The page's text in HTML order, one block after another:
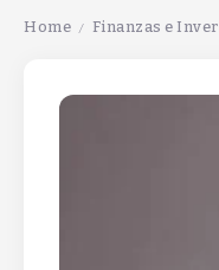
Home / Finanzas e